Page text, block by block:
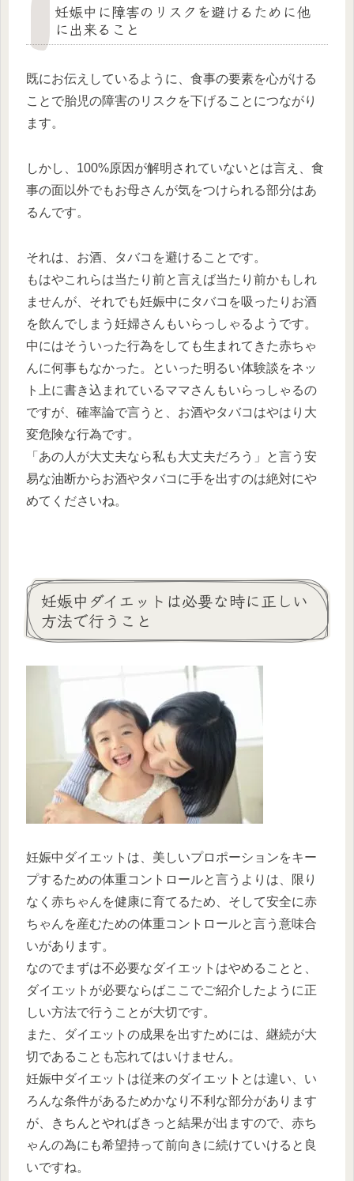
妊娠中に障害のリスクを避けるために他
に出来ること
既にお伝えしているように、食事の要素を心がける
ことで胎児の障害のリスクを下げることにつながり
ます。
しかし、100%原因が解明されていないとは言え、食
事の面以外でもお母さんが気をつけられる部分はあ
るんです。
それは、お酒、タバコを避けることです。
もはやこれらは当たり前と言えば当たり前かもしれ
ませんが、それでも妊娠中にタバコを吸ったりお酒
を飲んでしまう妊婦さんもいらっしゃるようです。
中にはそういった行為をしても生まれてきた赤ちゃ
んに何事もなかった。といった明るい体験談をネッ
ト上に書き込まれているママさんもいらっしゃるの
ですが、確率論で言うと、お酒やタバコはやはり大
変危険な行為です。
「あの人が大丈夫なら私も大丈夫だろう」と言う安
易な油断からお酒やタバコに手を出すのは絶対にや
めてくださいね。
妊娠中ダイエットは必要な時に正しい
方法で行うこと
妊娠中ダイエットは、美しいプロポーションをキー
プするための体重コントロールと言うよりは、限り
なく赤ちゃんを健康に育てるため、そして安全に赤
ちゃんを産むための体重コントロールと言う意味合
いがあります。
なのでまずは不必要なダイエットはやめることと、
ダイエットが必要ならばここでご紹介したように正
しい方法で行うことが大切です。
また、ダイエットの成果を出すためには、継続が大
切であることも忘れてはいけません。
妊娠中ダイエットは従来のダイエットとは違い、い
ろんな条件があるためかなり不利な部分があります
が、きちんとやればきっと結果が出ますので、赤ち
ゃんの為にも希望持って前向きに続けていけると良
いですね。